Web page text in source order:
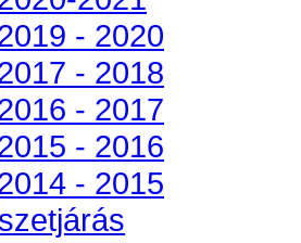
- 2020
- 2018
- 2017
- 2016
- 2015